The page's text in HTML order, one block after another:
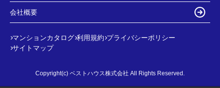
会社概要
マンションカタログ 利用規約 プライバシーポリシー
サイトマップ
Copyright(c) ベストハウス株式会社 All Rights Reserved.